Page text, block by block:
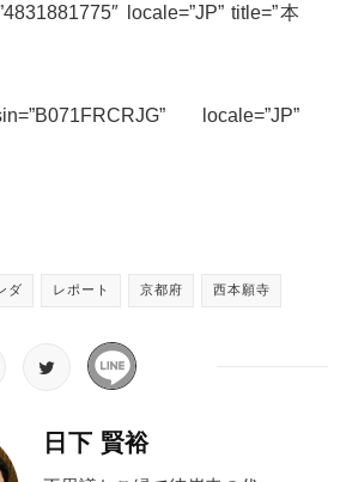
locale=”JP” title=”本
locale=”JP”
ダ レポート 京都府 西本願寺
日下 賢裕